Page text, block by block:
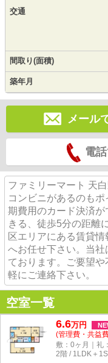
交通
間取り(面積)
築年月
メール
電
ファミリーマート 天
コンビニがあるのも
期費用のカード決済
きる、徒歩5分の距離
区エリアにある賃貸
へお任せ下さい。当
ております。ご要望
軽にご連絡下さい。
空室一覧
6.6万円
(管理費・共益
敷：0ヶ月｜礼
2階 / 1LDK＋